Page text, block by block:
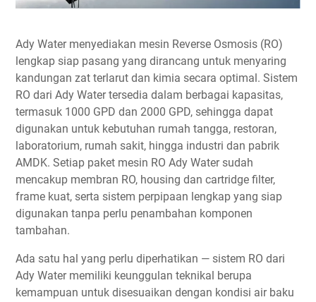
Ady Water menyediakan mesin Reverse Osmosis (RO)
lengkap siap pasang yang dirancang untuk menyaring
kandungan zat terlarut dan kimia secara optimal. Sistem
RO dari Ady Water tersedia dalam berbagai kapasitas,
termasuk 1000 GPD dan 2000 GPD, sehingga dapat
digunakan untuk kebutuhan rumah tangga, restoran,
laboratorium, rumah sakit, hingga industri dan pabrik
AMDK. Setiap paket mesin RO Ady Water sudah
mencakup membran RO, housing dan cartridge filter,
frame kuat, serta sistem perpipaan lengkap yang siap
digunakan tanpa perlu penambahan komponen
tambahan.
Ada satu hal yang perlu diperhatikan — sistem RO dari
Ady Water memiliki keunggulan teknikal berupa
kemampuan untuk disesuaikan dengan kondisi air baku